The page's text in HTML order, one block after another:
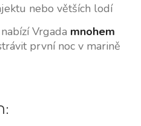
nebo větších lodí
Vrgada mnohem
první noc v marině